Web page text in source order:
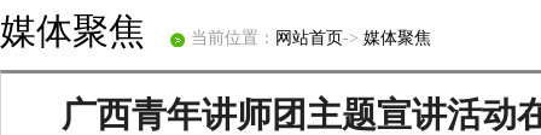
媒体聚焦 当前位置： 网站首页-> 媒体聚焦
广西青年讲师团主题宣讲活动